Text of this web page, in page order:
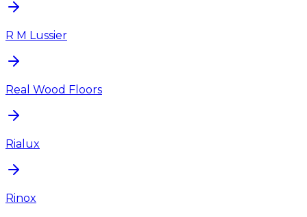
R M Lussier
Real Wood Floors
Rialux
Rinox